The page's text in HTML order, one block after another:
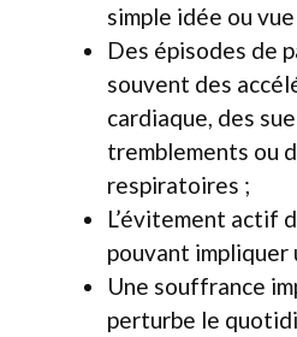
simple idée ou vue
Des épisodes de
souvent des
cardiaque, des
tremblements ou
respiratoires ;
L’évitement actif
pouvant impliquer
Une souffrance
perturbe le